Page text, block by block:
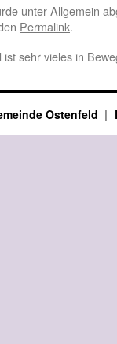
unterAllgemein
Permalink.
ist sehr vieles in
Ostenfeld